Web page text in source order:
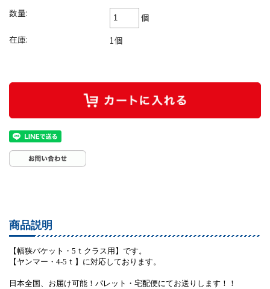
数量:
個
在庫:
1個
商品説明
【幅狭バケット・5ｔクラス用】です。
【ヤンマー・4-5ｔ】に対応しております。
日本全国、お届け可能！パレット・宅配便にてお送りします！！